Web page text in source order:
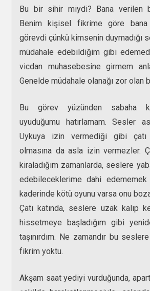
Bu bir sihir miydi? Bana verilen
Benim kişisel fikrime göre
görevdi çünkü kimsenin duymadığı
müdahale edebildiğim gibi
vicdan muhasebesine girmem
Genelde müdahale olanağı zor olan
Bu görev yüzünden sabaha
uyuduğumu hatırlamam. Sesler
Uykuya izin vermediği gibi çatı
olmasına da asla izin vermezler.
kiraladığım zamanlarda, seslere
edebileceklerime dahi
kaderinde kötü oyunu varsa onu
Çatı katında, seslere uzak kalıp
hissetmeye başladığım gibi
taşınırdım. Ne zamandır bu
fikrim yoktu.
Akşam saat yediyi vurduğunda,